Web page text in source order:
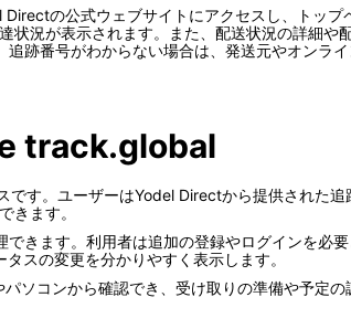
の公式ウェブサイトにアクセスし、トップ
況が表示されます。また、配送状況の詳細や
跡番号がわからない場合は、発送元やオンラ
track.global
す。ユーザーはYodel Directから提供された
きます。
きます。利用者は追加の登録やログインを必
スの変更を分かりやすく表示します。
コンから確認でき、受け取りの準備や予定の